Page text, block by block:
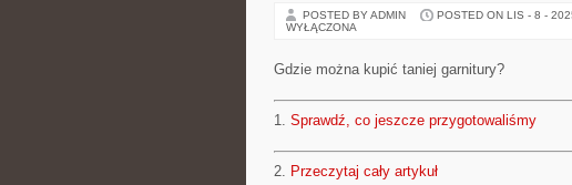
POSTED BY ADMIN POSTED ON LIS - 8 -
WYŁĄCZONA
Gdzie można kupić taniej garnitury?
1. Sprawdź, co jeszcze przygotowaliśmy
2. Przeczytaj cały artykuł